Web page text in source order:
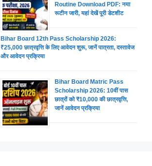
Routine Download PDF: नया
रूटीन जारी, यहां देखें पूरी डेटशीट
Bihar Board 12th Pass Scholarship 2026:
₹25,000 छात्रवृत्ति के लिए आवेदन शुरू, जानें पात्रता, दस्तावेज
और आवेदन प्रक्रिया
Bihar Board Matric Pass
Scholarship 2026: 10वीं पास
छात्रों को ₹10,000 की छात्रवृत्ति,
जानें आवेदन प्रक्रिया